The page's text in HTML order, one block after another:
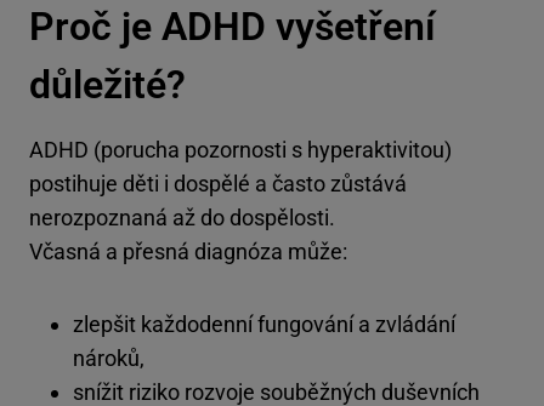
Proč je ADHD vyšetření
důležité?
ADHD (porucha pozornosti s hyperaktivitou)
postihuje děti i dospělé a často zůstává
nerozpoznaná až do dospělosti.
Včasná a přesná diagnóza může:
zlepšit každodenní fungování a zvládání
nároků,
snížit riziko rozvoje souběžných duševních